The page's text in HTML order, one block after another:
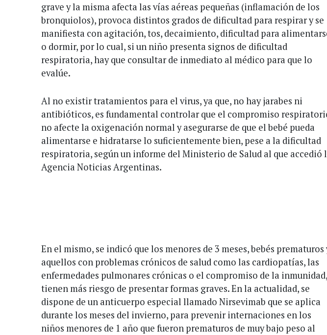
grave y la misma afecta las vías aéreas pequeñas (inflamación de los
bronquiolos), provoca distintos grados de dificultad para respirar y se
manifiesta con agitación, tos, decaimiento, dificultad para
o dormir, por lo cual, si un niño presenta signos de dificultad
respiratoria, hay que consultar de inmediato al médico para que lo
evalúe.
Al no existir tratamientos para el virus, ya que, no hay jarabes ni
antibióticos, es fundamental controlar que el compromiso
no afecte la oxigenación normal y asegurarse de que el bebé pueda
alimentarse e hidratarse lo suficientemente bien, pese a la dificultad
respiratoria, según un informe del Ministerio de Salud al que accedió
Agencia Noticias Argentinas.
En el mismo, se indicó que los menores de 3 meses, bebés prematuros
aquellos con problemas crónicos de salud como las cardiopatías, las
enfermedades pulmonares crónicas o el compromiso de la inmunidad,
tienen más riesgo de presentar formas graves. En la actualidad, se
dispone de un anticuerpo especial llamado Nirsevimab que se aplica
durante los meses del invierno, para prevenir internaciones en los
niños menores de 1 año que fueron prematuros de muy bajo peso al